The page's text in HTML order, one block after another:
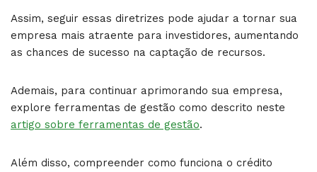
Assim, seguir essas diretrizes pode ajudar a tornar sua
empresa mais atraente para investidores, aumentando
as chances de sucesso na captação de recursos.
Ademais, para continuar aprimorando sua empresa,
explore ferramentas de gestão como descrito neste
artigo sobre ferramentas de gestão.
Além disso, compreender como funciona o crédito